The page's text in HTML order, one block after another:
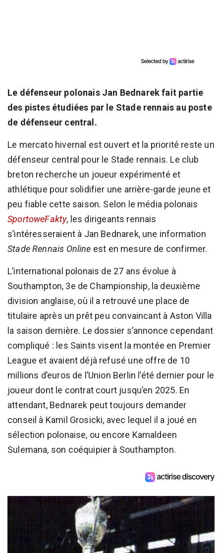
Le défenseur polonais Jan Bednarek fait partie
des pistes étudiées par le Stade rennais au poste
de défenseur central.
Le mercato hivernal est ouvert et la priorité reste un
défenseur central pour le Stade rennais. Le club
breton recherche un joueur expérimenté et
athlétique pour solidifier une arrière-garde jeune et
peu fiable cette saison. Selon le média polonais
SportoweFakty, les dirigeants rennais
s’intéresseraient à Jan Bednarek, une information
Stade Rennais Online est en mesure de confirmer.
L’international polonais de 27 ans évolue à
Southampton, 3e de Championship, la deuxième
division anglaise, où il a retrouvé une place de
titulaire après un prêt peu convaincant à Aston Villa
la saison dernière. Le dossier s’annonce cependant
compliqué : les Saints visent la montée en Premier
League et avaient déjà refusé une offre de 10
millions d’euros de l’Union Berlin l’été dernier pour le
joueur dont le contrat court jusqu’en 2025. En
attendant, Bednarek peut toujours demander
conseil à Kamil Grosicki, avec lequel il a joué en
sélection polonaise, ou encore Kamaldeen
Sulemana, son coéquipier à Southampton.